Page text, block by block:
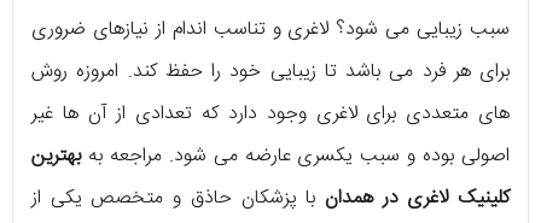
سبب زیبایی می شود؟ لاغری و تناسب اندام از نیازهای ضروری
برای هر فرد می باشد تا زیبایی خود را حفظ کند. امروزه روش
های متعددی برای لاغری وجود دارد که تعدادی از آن ها غیر
اصولی بوده و سبب یکسری عارضه می شود. مراجعه بهبهترین
کلینیک لاغری در همدان با پزشکان حاذق و متخصص یکی از